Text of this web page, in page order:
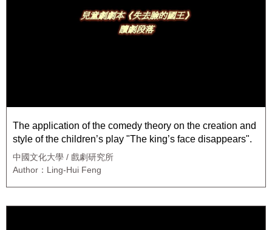
The application of the comedy theory on the creation and
style of the children’s play "The king’s face disappears".
中國文化大學 / 戲劇研究所
Author：Ling-Hui Feng